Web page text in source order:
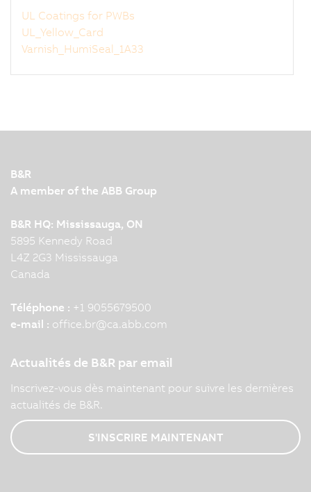
UL Coatings for PWBs
UL_Yellow_Card
Varnish_HumiSeal_1A33
B&R
A member of the ABB Group
B&R HQ: Mississauga, ON
5895 Kennedy Road
L4Z 2G3 Mississauga
Canada
Téléphone : +1 9055679500
e-mail : office.br@ca.abb.com
Actualités de B&R par email
Inscrivez-vous dès maintenant pour suivre les dernières
actualités de B&R.
S'INSCRIRE MAINTENANT